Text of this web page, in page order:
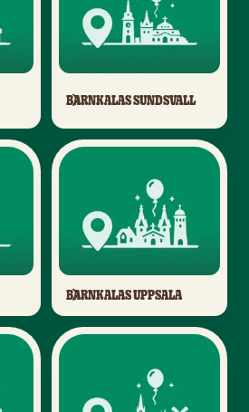
BARNKALAS SUNDSVALL
BARNKALAS UPPSALA